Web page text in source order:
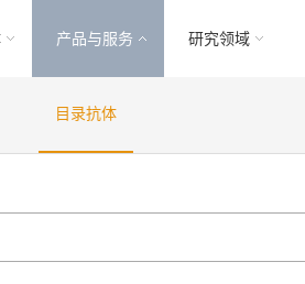
产品与服务 研究领域
目录抗体